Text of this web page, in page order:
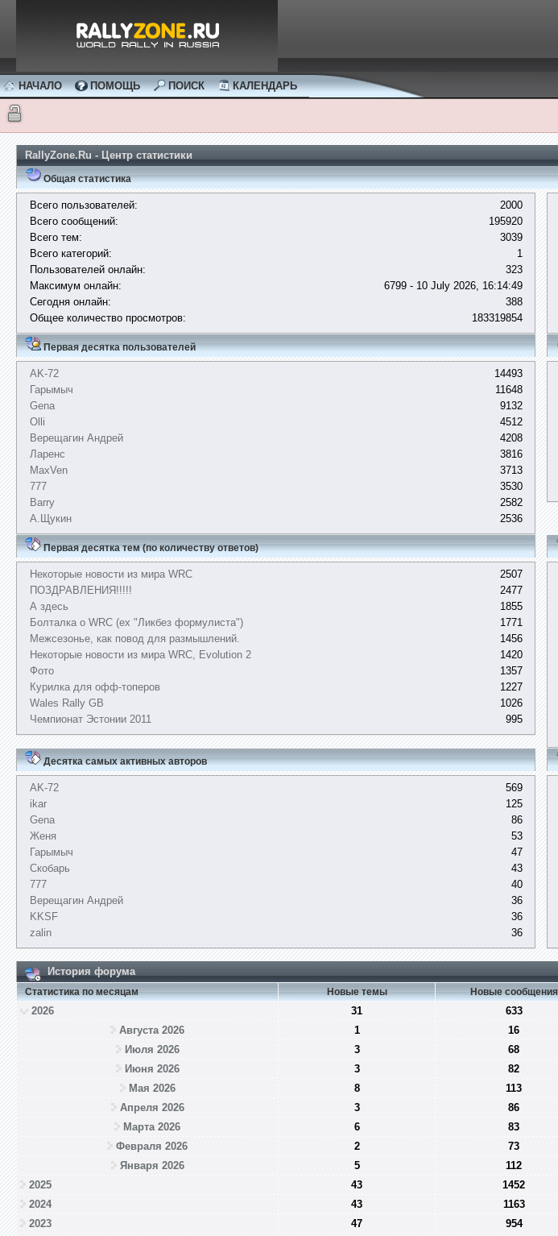
НАЧАЛО ПОМОЩЬ ПОИСК КАЛЕНДАРЬ
RallyZone.Ru - Центр статистики
Общая статистика
Всего пользователей:
2000
Всего сообщений:
195920
Всего тем:
3039
Всего категорий:
1
Пользователей онлайн:
323
Максимум онлайн:
6799 - 10 July 2026, 16:14:49
Сегодня онлайн:
388
Общее количество просмотров:
183319854
Первая десятка пользователей
AK-72
14493
Гарымыч
11648
Gena
9132
Olli
4512
Верещагин Андрей
4208
Ларенс
3816
MaxVen
3713
777
3530
Barry
2582
А.Щукин
2536
Первая десятка тем (по количеству ответов)
Некоторые новости из мира WRC
2507
ПОЗДРАВЛЕНИЯ!!!!!
2477
А здесь
1855
Болталка о WRC (ex "Ликбез формулиста")
1771
Межсезонье, как повод для размышлений.
1456
Некоторые новости из мира WRC, Evolution 2
1420
Фото
1357
Курилка для офф-топеров
1227
Wales Rally GB
1026
Чемпионат Эстонии 2011
995
Десятка самых активных авторов
AK-72
569
ikar
125
Gena
86
Женя
53
Гарымыч
47
Скобарь
43
777
40
Верещагин Андрей
36
KKSF
36
zalin
36
История форума
Статистика по месяцам Новые темы Новые сообщения
2026 31 633
Августа 2026
1 16
Июля 2026
3 68
Июня 2026
3 82
Мая 2026
8 113
Апреля 2026
3 86
Марта 2026
6 83
Февраля 2026
2 73
Января 2026
5 112
2025
43 1452
2024
43 1163
2023
47 954